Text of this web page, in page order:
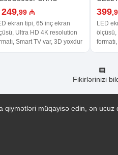
249,99 ₼
ekran tipi, 65 inç ekran
Ultra HD 4K resolution
Smart TV var, 3D yoxdur
399
LED
ölçüsü,
Fikirlərinizi
qiymətləri müqayisə edin, ən ucuz